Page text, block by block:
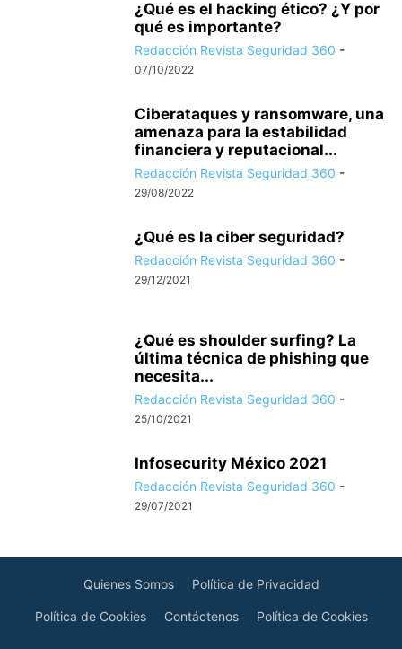
¿Qué es el hacking ético? ¿Y por
qué es importante?
Redacción Revista Seguridad 360 -
07/10/2022
Ciberataques y ransomware, una
amenaza para la estabilidad
financiera y reputacional...
Redacción Revista Seguridad 360 -
29/08/2022
¿Qué es la ciber seguridad?
Redacción Revista Seguridad 360 -
29/12/2021
¿Qué es shoulder surfing? La
última técnica de phishing que
necesita...
Redacción Revista Seguridad 360 -
25/10/2021
Infosecurity México 2021
Redacción Revista Seguridad 360 -
29/07/2021
Quienes Somos Política de Privacidad
Política de Cookies Contáctenos Política de Cookies